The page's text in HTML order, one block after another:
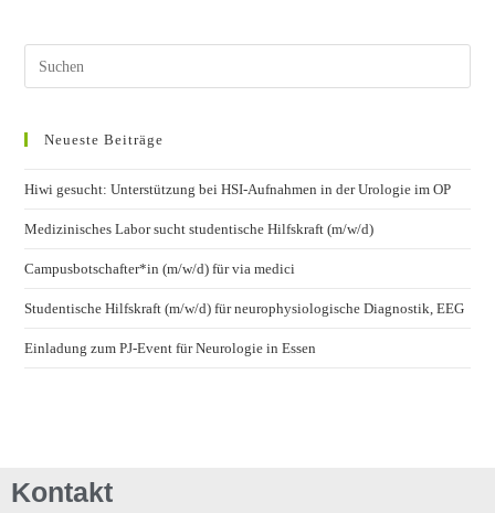
Neueste Beiträge
Hiwi gesucht: Unterstützung bei HSI-Aufnahmen in der Urologie im OP
Medizinisches Labor sucht studentische Hilfskraft (m/w/d)
Campusbotschafter*in (m/w/d) für via medici
Studentische Hilfskraft (m/w/d) für neurophysiologische Diagnostik, EEG
Einladung zum PJ-Event für Neurologie in Essen
Kontakt